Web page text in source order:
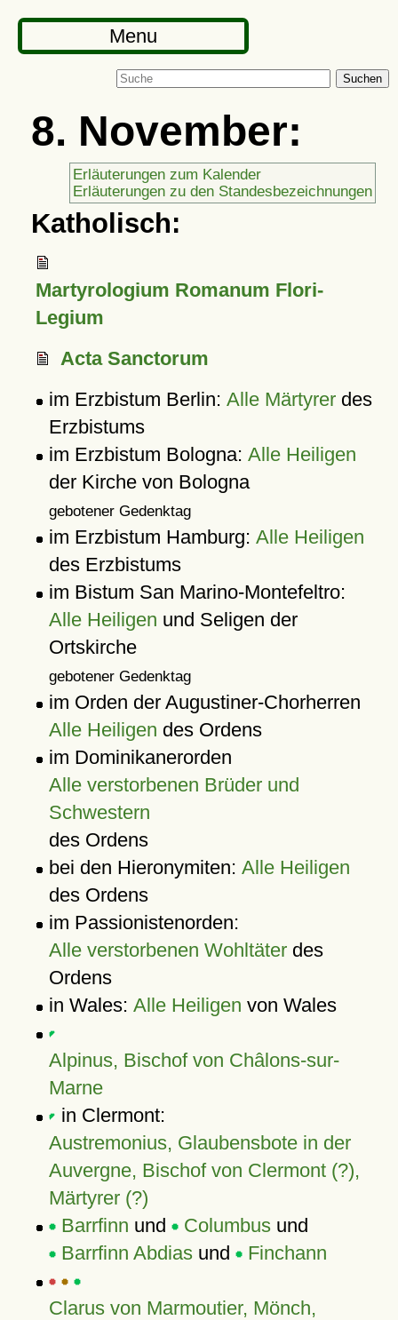
Menu
Suchen
8. November:
Erläuterungen zum Kalender
Erläuterungen zu den Standesbezeichnungen
Katholisch:
Martyrologium Romanum Flori-
Legium
Acta Sanctorum
im Erzbistum Berlin: Alle Märtyrerdes
Erzbistums
im Erzbistum Bologna: Alle Heiligen
der Kirche von Bologna
gebotener Gedenktag
im Erzbistum Hamburg: Alle Heiligen
des Erzbistums
im Bistum San Marino-Montefeltro:
Alle Heiligen und Seligen der
Ortskirche
gebotener Gedenktag
im Orden der Augustiner-Chorherren
Alle Heiligen des Ordens
im Dominikanerorden
Alle verstorbenen Brüder und
Schwestern
des Ordens
bei den Hieronymiten: Alle Heiligen
des Ordens
im Passionistenorden:
Alle verstorbenen Wohltäterdes
Ordens
in Wales: Alle Heiligen von Wales
Alpinus, Bischof von Châlons-sur-
Marne
in Clermont:
Austremonius, Glaubensbote in der
Auvergne, Bischof von Clermont (?),
Märtyrer (?)
Barrfinn und Columbusund
Barrfinn Abdiasund Finchann
Clarus von Marmoutier, Mönch,